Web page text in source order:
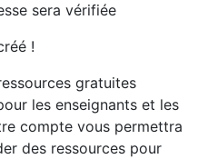
sera vérifiée
!
gratuites
les enseignants et les
compte vous permettra
des ressources pour